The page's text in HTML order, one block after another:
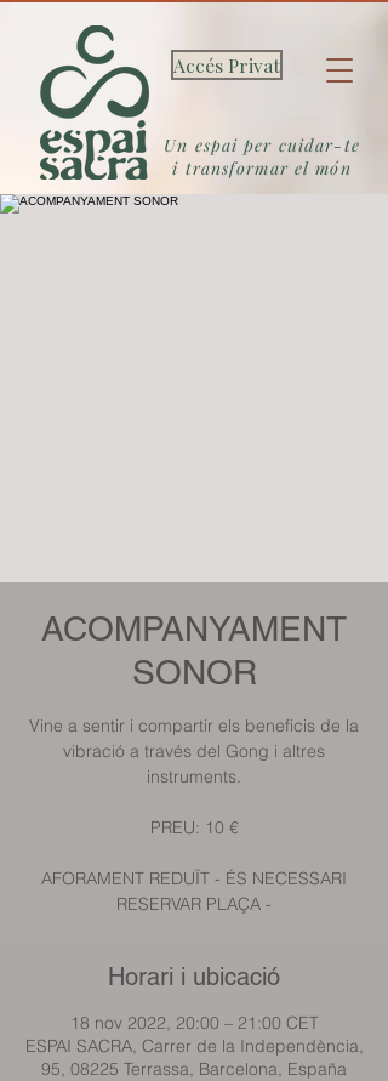
Accés Privat
Un espai per cuidar-te
i transformar el món
ACOMPANYAMENT
SONOR
Vine a sentir i compartir els beneficis de la
vibració a través del Gong i altres
instruments.
PREU: 10 €
AFORAMENT REDUÏT - ÉS NECESSARI
RESERVAR PLAÇA -
Horari i ubicació
18 nov 2022, 20:00 – 21:00 CET
ESPAI SACRA, Carrer de la Independència,
95, 08225 Terrassa, Barcelona, España